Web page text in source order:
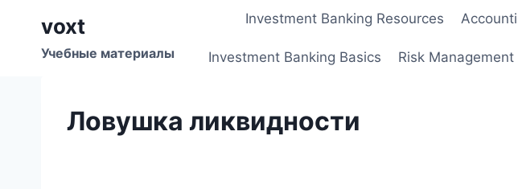
содержимому
voxt
Учебные материалы
Investment Banking Resources
Investment Banking Basics Risk Management
Ловушка ликвидности